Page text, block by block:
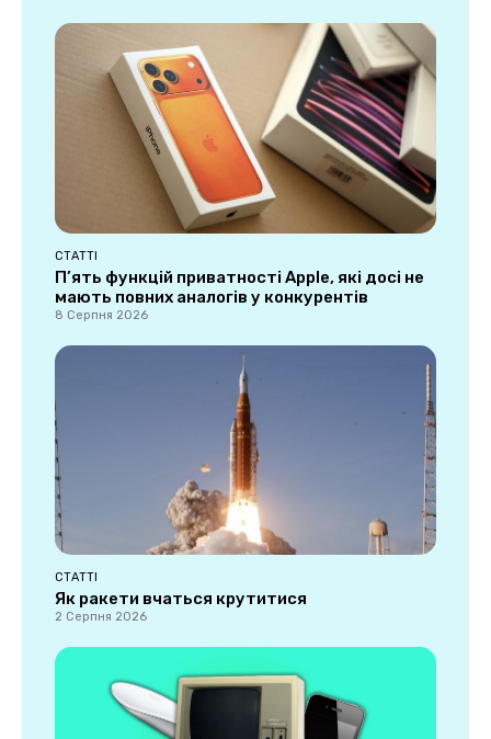
СТАТТІ
П’ять функцій приватності Apple, які досі не
мають повних аналогів у конкурентів
8 Серпня 2026
СТАТТІ
Як ракети вчаться крутитися
2 Серпня 2026